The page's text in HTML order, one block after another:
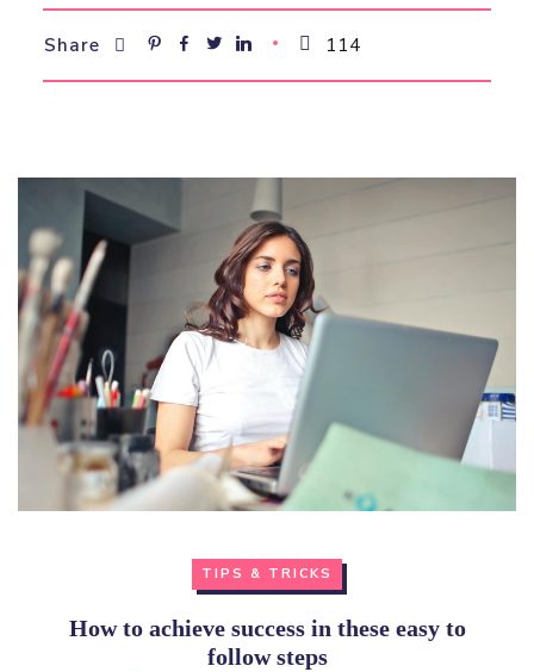
Share 114
TIPS & TRICKS
How to achieve success in these easy to
follow steps